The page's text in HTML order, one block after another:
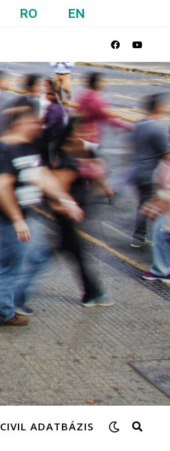
RO EN
CIVIL ADATBÁZIS